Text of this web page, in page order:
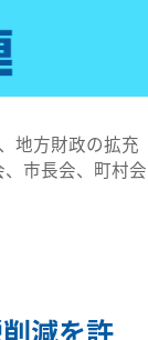
地方財政の拡充
市長会、町村会
減を許